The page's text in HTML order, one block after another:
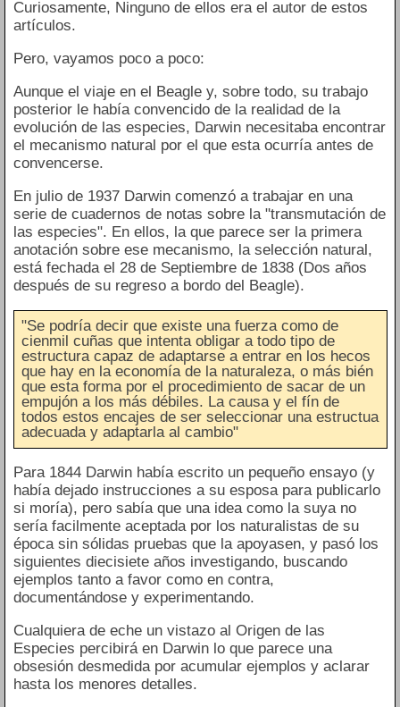
Curiosamente, Ninguno de ellos era el autor de estos
artículos.
Pero, vayamos poco a poco:
Aunque el viaje en el Beagle y, sobre todo, su trabajo
posterior le había convencido de la realidad de la
evolución de las especies, Darwin necesitaba encontrar
el mecanismo natural por el que esta ocurría antes de
convencerse.
En julio de 1937 Darwin comenzó a trabajar en una
serie de cuadernos de notas sobre la "transmutación de
las especies". En ellos, la que parece ser la primera
anotación sobre ese mecanismo, la selección natural,
está fechada el 28 de Septiembre de 1838 (Dos años
después de su regreso a bordo del Beagle).
"Se podría decir que existe una fuerza como de
cienmil cuñas que intenta obligar a todo tipo de
estructura capaz de adaptarse a entrar en los hecos
que hay en la economía de la naturaleza, o más bién
que esta forma por el procedimiento de sacar de un
empujón a los más débiles. La causa y el fín de
todos estos encajes de ser seleccionar una estructua
adecuada y adaptarla al cambio"
Para 1844 Darwin había escrito un pequeño ensayo (y
había dejado instrucciones a su esposa para publicarlo
si moría), pero sabía que una idea como la suya no
sería facilmente aceptada por los naturalistas de su
época sin sólidas pruebas que la apoyasen, y pasó los
siguientes diecisiete años investigando, buscando
ejemplos tanto a favor como en contra,
documentándose y experimentando.
Cualquiera de eche un vistazo al Origen de las
Especies percibirá en Darwin lo que parece una
obsesión desmedida por acumular ejemplos y aclarar
hasta los menores detalles.